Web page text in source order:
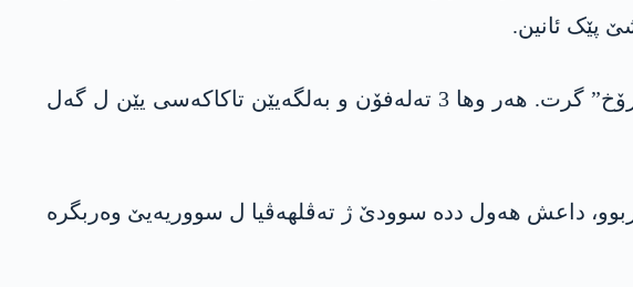
پێک ئانین.
دیار کر ژی، د ئۆپەراسیۆنێ دە تەرۆرستێ داعشێ ب ناڤێ “عەبدوللاھ خدر ناسر ئەل فەرۆخ” گرت. ھەر وھا 3 تەلەفۆن و بەلگەیێن تاکاکەسی یێن ل گەل
6ێ یا تێکبرنا داعشێ دە دیار کربوو، داعش ھەول ددە سوودێ ژ تەڤلھەڤیا ل سووریەیێ وەربگرە